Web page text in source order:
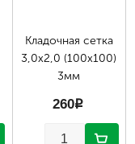
Кладочная сетка
3,0х2,0 (100х100)
3мм
260p